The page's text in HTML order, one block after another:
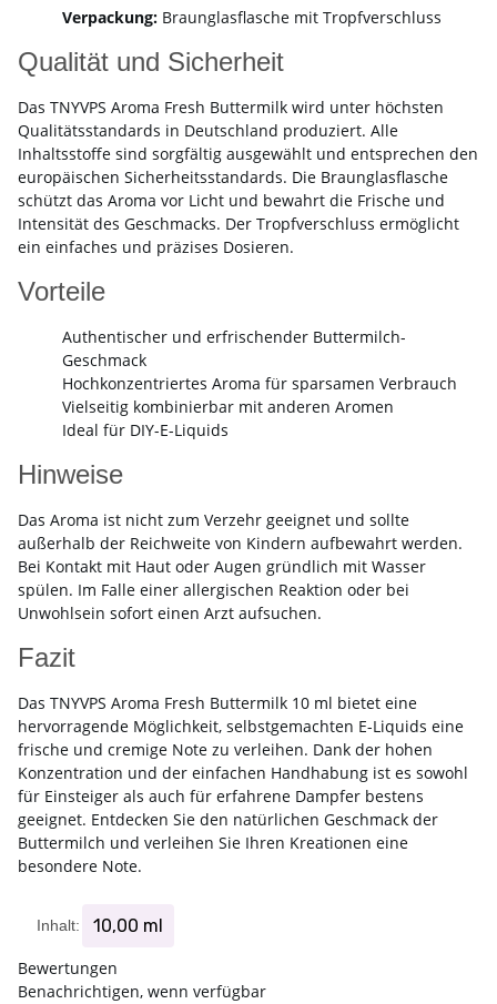
Verpackung: Braunglasflasche mit Tropfverschluss
Qualität und Sicherheit
Das TNYVPS Aroma Fresh Buttermilk wird unter höchsten
Qualitätsstandards in Deutschland produziert. Alle
Inhaltsstoffe sind sorgfältig ausgewählt und entsprechen den
europäischen Sicherheitsstandards. Die Braunglasflasche
schützt das Aroma vor Licht und bewahrt die Frische und
Intensität des Geschmacks. Der Tropfverschluss ermöglicht
ein einfaches und präzises Dosieren.
Vorteile
Authentischer und erfrischender Buttermilch-
Geschmack
Hochkonzentriertes Aroma für sparsamen Verbrauch
Vielseitig kombinierbar mit anderen Aromen
Ideal für DIY-E-Liquids
Hinweise
Das Aroma ist nicht zum Verzehr geeignet und sollte
außerhalb der Reichweite von Kindern aufbewahrt werden.
Bei Kontakt mit Haut oder Augen gründlich mit Wasser
spülen. Im Falle einer allergischen Reaktion oder bei
Unwohlsein sofort einen Arzt aufsuchen.
Fazit
Das TNYVPS Aroma Fresh Buttermilk 10 ml bietet eine
hervorragende Möglichkeit, selbstgemachten E-Liquids eine
frische und cremige Note zu verleihen. Dank der hohen
Konzentration und der einfachen Handhabung ist es sowohl
für Einsteiger als auch für erfahrene Dampfer bestens
geeignet. Entdecken Sie den natürlichen Geschmack der
Buttermilch und verleihen Sie Ihren Kreationen eine
besondere Note.
Inhalt:
10,00 ml
Bewertungen
Benachrichtigen, wenn verfügbar